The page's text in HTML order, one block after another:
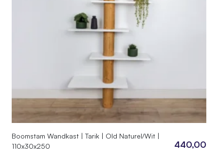
Boomstam Wandkast | Tarik | Old Naturel/Wit |
110x30x250
440,00